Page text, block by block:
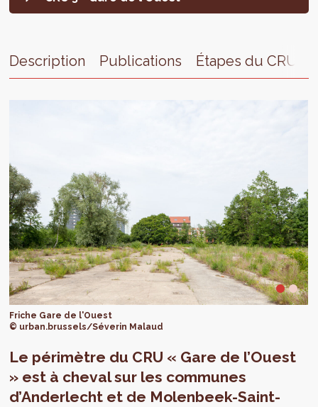
Description Publications Étapes du CRU
Friche Gare de l'Ouest
© urban.brussels/Séverin Malaud
Le périmètre du CRU « Gare de l’Ouest
» est à cheval sur les communes
d’Anderlecht et de Molenbeek-Saint-